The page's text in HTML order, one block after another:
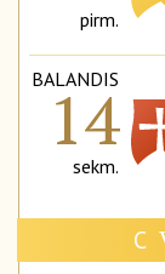
pirm.
BALANDIS
14
sekm.
C